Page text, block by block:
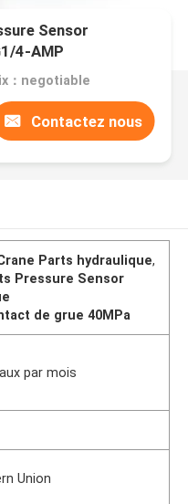
Sensor
4-AMP
：negotiable
Contactez nous
Parts hydraulique,
Pressure Sensor
de grue 40MPa
par mois
Union